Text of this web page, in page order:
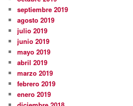
septiembre 2019
agosto 2019
julio 2019
junio 2019
mayo 2019
abril 2019
marzo 2019
febrero 2019
enero 2019